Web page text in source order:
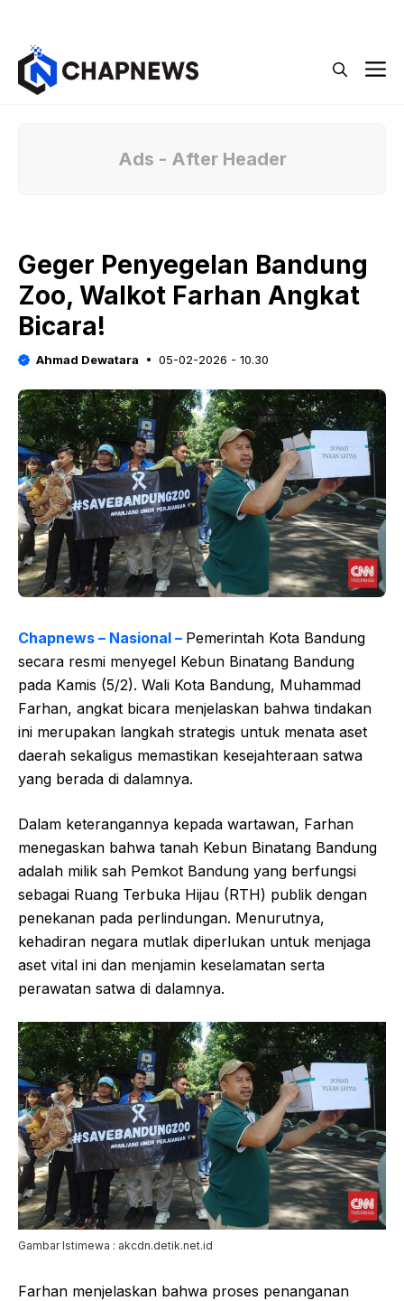
Ads - After Header
Geger Penyegelan Bandung
Zoo, Walkot Farhan Angkat
Bicara!
Ahmad Dewatara 05-02-2026 - 10.30
Chapnews – Nasional – Pemerintah Kota Bandung
secara resmi menyegel Kebun Binatang Bandung
pada Kamis (5/2). Wali Kota Bandung, Muhammad
Farhan, angkat bicara menjelaskan bahwa tindakan
ini merupakan langkah strategis untuk menata aset
daerah sekaligus memastikan kesejahteraan satwa
yang berada di dalamnya.
Dalam keterangannya kepada wartawan, Farhan
menegaskan bahwa tanah Kebun Binatang Bandung
adalah milik sah Pemkot Bandung yang berfungsi
sebagai Ruang Terbuka Hijau (RTH) publik dengan
penekanan pada perlindungan. Menurutnya,
kehadiran negara mutlak diperlukan untuk menjaga
aset vital ini dan menjamin keselamatan serta
perawatan satwa di dalamnya.
Gambar Istimewa : akcdn.detik.net.id
Farhan menjelaskan bahwa proses penanganan